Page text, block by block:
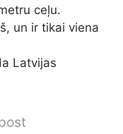
ceļu.
un ir tikai viena
Latvijas